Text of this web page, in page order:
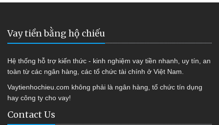
Vay tiền bằng hộ chiếu
Hệ thống hỗ trợ kiến thức - kinh nghiệm vay tiền nhanh, uy tín, an
toàn từ các ngân hàng, các tổ chức tài chính ở Việt Nam.
Vaytienhochieu.com không phải là ngân hàng, tổ chức tín dụng
hay công ty cho vay!
Contact Us